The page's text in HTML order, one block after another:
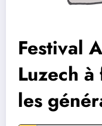
Festival
Luzech
les